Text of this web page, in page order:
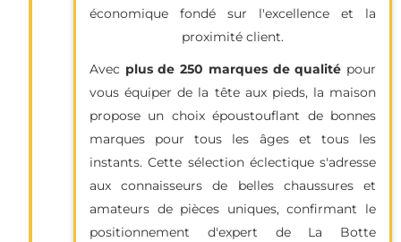
économique fondé sur l'excellence et la
proximité client.
Avec plus de 250 marques de qualité pour
vous équiper de la tête aux pieds, la maison
propose un choix époustouflant de bonnes
marques pour tous les âges et tous les
instants. Cette sélection éclectique s'adresse
aux connaisseurs de belles chaussures et
amateurs de pièces uniques, confirmant le
positionnement d'expert de La Botte